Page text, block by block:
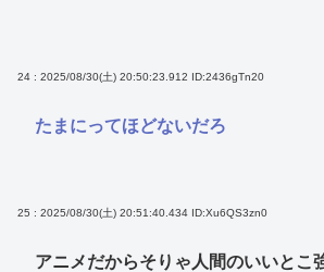
24 : 2025/08/30(土) 20:50:23.912 ID:2436gTn20
たまにってほどないだろ
25 : 2025/08/30(土) 20:51:40.434 ID:Xu6QS3zn0
アニメだからそりゃ人間のいいとこ